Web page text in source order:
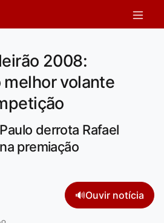
2008:
melhor volante
derrota Rafael
premiação
🔊Ouvir notícia